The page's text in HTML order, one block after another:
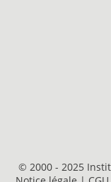
© 2000 - 2025